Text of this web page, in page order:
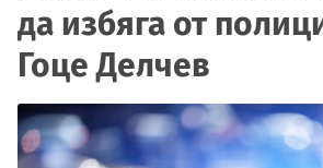
да избяга от
Гоце Делчев